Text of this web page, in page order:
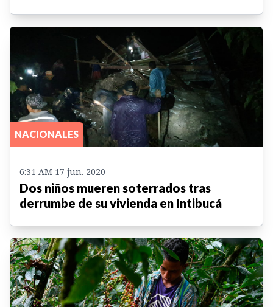
NACIONALES
6:31 AM 17 jun. 2020
Dos niños mueren soterrados tras
derrumbe de su vivienda en Intibucá